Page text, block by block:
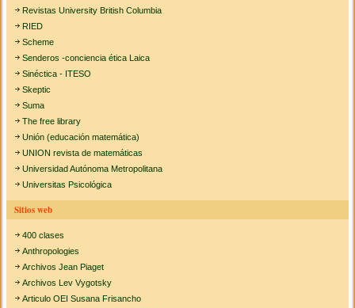
Revistas University British Columbia
RIED
Scheme
Senderos -conciencia ética Laica
Sinéctica - ITESO
Skeptic
Suma
The free library
Unión (educación matemática)
UNION revista de matemáticas
Universidad Autónoma Metropolitana
Universitas Psicológica
Sitios web
400 clases
Anthropologies
Archivos Jean Piaget
Archivos Lev Vygotsky
Articulo OEI Susana Frisancho